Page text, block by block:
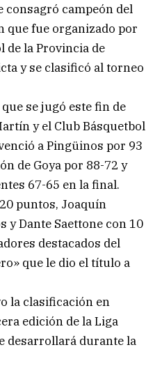
consagró campeón del
que fue organizado por
de la Provincia de
y se clasificó al torneo
se jugó este fin de
y el Club Básquetbol
a Pingüinos por 93
de Goya por 88-72 y
67-65 en la final.
puntos, Joaquín
y Dante Saettone con 10
destacados del
que le dio el título a
la clasificación en
edición de la Liga
desarrollará durante la